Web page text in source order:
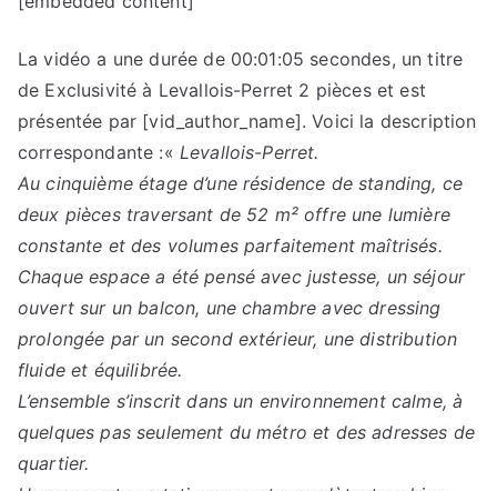
La vidéo a une durée de 00:01:05 secondes, un titre
de Exclusivité à Levallois-Perret 2 pièces et est
présentée par [vid_author_name]. Voici la description
correspondante :« Levallois-Perret.
Au cinquième étage d’une résidence de standing, ce
deux pièces traversant de 52 m² offre une lumière
constante et des volumes parfaitement maîtrisés.
Chaque espace a été pensé avec justesse, un séjour
ouvert sur un balcon, une chambre avec dressing
prolongée par un second extérieur, une distribution
fluide et équilibrée.
L’ensemble s’inscrit dans un environnement calme, à
quelques pas seulement du métro et des adresses de
quartier.